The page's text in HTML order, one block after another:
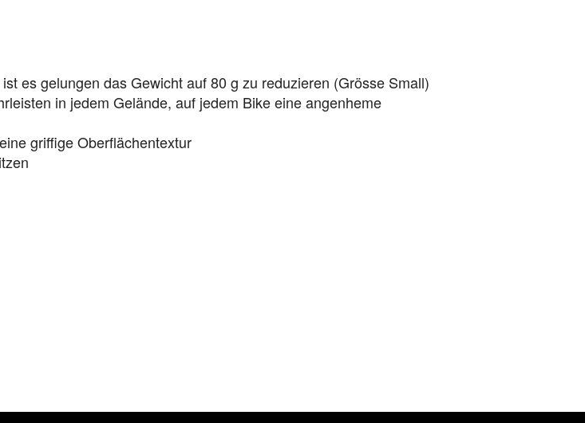
es gelungen das Gewicht auf 80 g zu reduzieren (Grösse Small)
in jedem Gelände, auf jedem Bike eine angenheme
griffige Oberflächentextur